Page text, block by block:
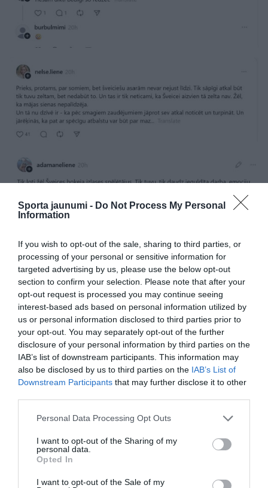
Sporta jaunumi - Do Not Process My Personal
Information
If you wish to opt-out of the sale, sharing to third parties, or
processing of your personal or sensitive information for
targeted advertising by us, please use the below opt-out
section to confirm your selection. Please note that after your
opt-out request is processed you may continue seeing
interest-based ads based on personal information utilized by
us or personal information disclosed to third parties prior to
your opt-out. You may separately opt-out of the further
disclosure of your personal information by third parties on the
IAB’s list of downstream participants. This information may
also be disclosed by us to third parties on the IAB’s List of
Downstream Participants that may further disclose it to other
Please note that this website/app uses one or more Google
not limited to your visit or usage behaviour. You may click to
grant or deny consent to Google and its third-party tags to
use your data for below specified purposes in below Google
consent section.
Personal Data Processing Opt Outs
I want to opt-out of the Sharing of my
personal data.
Opted In
I want to opt-out of the Sale of my
Pasaules čempionāts hokejā soctīkli
CITS NO ŠĪS TĒMAS